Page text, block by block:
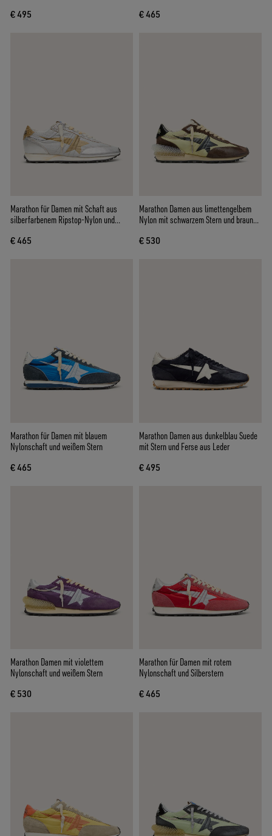
€ 495 € 465
Marathon für Damen mit Schaft aus
silberfarbenem Ripstop-Nylon und
€ 465
Marathon Damen aus limettengelbem
Nylon mit schwarzem Stern und braunen
€ 530
Marathon für Damen mit blauem
Nylonschaft und weißem Stern
€ 465
Marathon Damen aus dunkelblau Suede
mit Stern und Ferse aus Leder
€ 495
Marathon Damen mit violettem
Nylonschaft und weißem Stern
€ 530
Marathon für Damen mit rotem
Nylonschaft und Silberstern
€ 465